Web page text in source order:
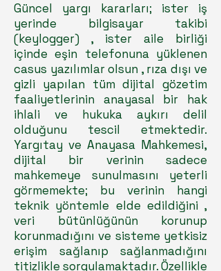
Güncel yargı kararları; ister iş
yerinde bilgisayar takibi
(keylogger) , ister aile birliği
içinde eşin telefonuna yüklenen
casus yazılımlar olsun , rıza dışı ve
gizli yapılan tüm dijital gözetim
faaliyetlerinin anayasal bir hak
ihlali ve hukuka aykırı delil
olduğunu tescil etmektedir.
Yargıtay ve Anayasa Mahkemesi,
dijital bir verinin sadece
mahkemeye sunulmasını yeterli
görmemekte; bu verinin hangi
teknik yöntemle elde edildiğini ,
veri bütünlüğünün korunup
korunmadığını ve sisteme yetkisiz
erişim sağlanıp sağlanmadığını
titizlikle sorgulamaktadır. Özellikle